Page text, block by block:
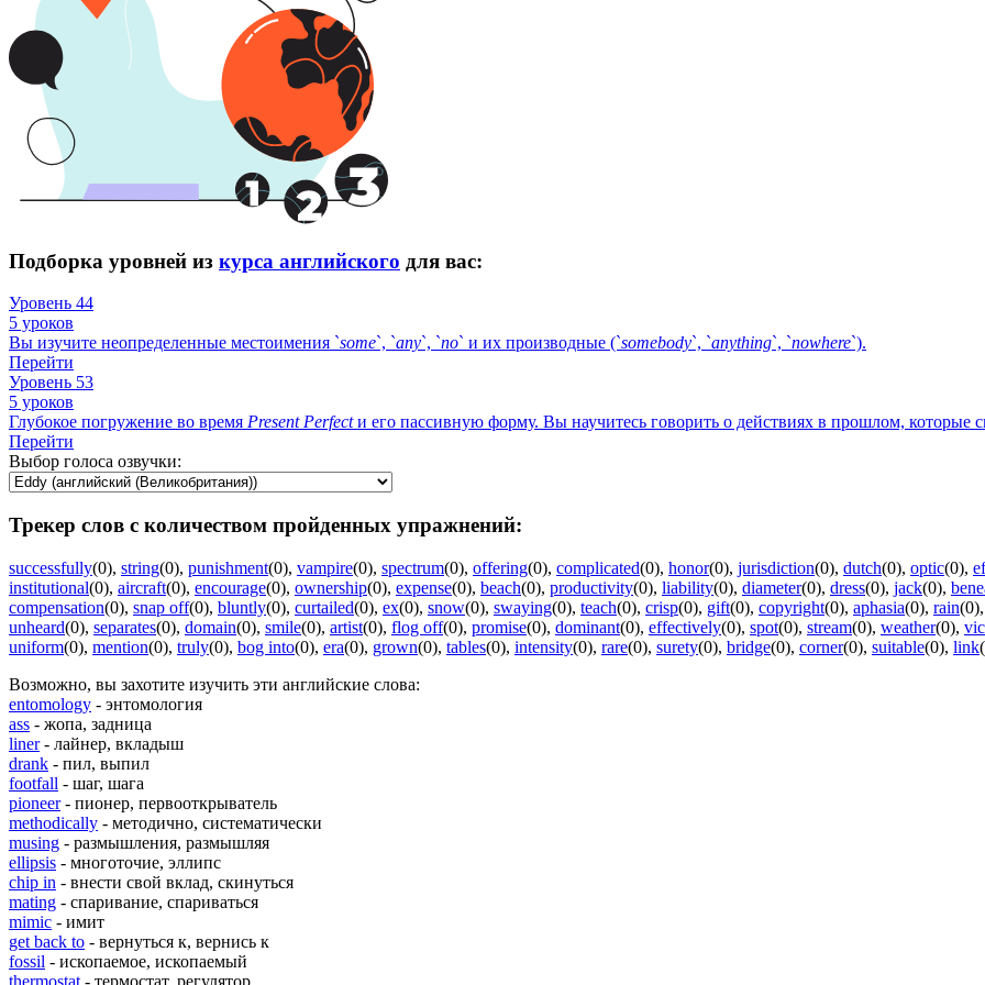
Подборка уровней из курса английского для вас:
Уровень 44
5 уроков
Вы изучите неопределенные местоимения `some`, `any`, `no` и их производные (`somebody`, `anything`, `nowhere`).
Перейти
Уровень 53
5 уроков
Глубокое погружение во время Present Perfectи его пассивную форму. Вы научитесь говорить о действиях в прошлом, которые
Перейти
Выбор голоса озвучки:
Трекер слов с количеством пройденных упражнений:
successfully(0), string(0), punishment(0), vampire(0), spectrum(0), offering(0), complicated(0), honor(0), jurisdiction(0), dutch(0), optic(0),
institutional(0), aircraft(0), encourage(0), ownership(0), expense(0), beach(0), productivity(0), liability(0), diameter(0), dress(0), jack(0),
compensation(0), snap off(0), bluntly(0), curtailed(0), ex(0), snow(0), swaying(0), teach(0), crisp(0), gift(0), copyright(0), aphasia(0), rain(0),
unheard(0), separates(0), domain(0), smile(0), artist(0), flog off(0), promise(0), dominant(0), effectively(0), spot(0), stream(0), weather(0),
uniform(0), mention(0), truly(0), bog into(0), era(0), grown(0), tables(0), intensity(0), rare(0), surety(0), bridge(0), corner(0), suitable(0), link
Возможно, вы захотите изучить эти английские слова:
entomology - энтомология
ass - жопа, задница
liner- лайнер, вкладыш
drank - пил, выпил
footfall - шаг, шага
pioneer- пионер, первооткрыватель
methodically - методично, систематически
musing - размышления, размышляя
ellipsis - многоточие, эллипс
chip in - внести свой вклад, скинуться
mating - спаривание, спариваться
mimic - имит
get back to - вернуться к, вернись к
fossil - ископаемое, ископаемый
thermostat - термостат, регулятор